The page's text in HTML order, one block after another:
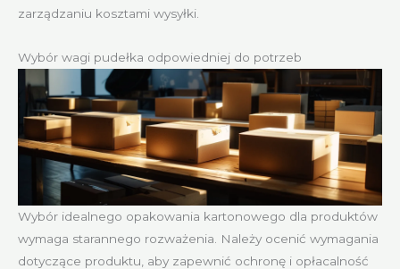
zarządzaniu kosztami wysyłki.
Wybór wagi pudełka odpowiedniej do potrzeb
Wybór idealnego opakowania kartonowego dla produktów
wymaga starannego rozważenia. Należy ocenić wymagania
dotyczące produktu, aby zapewnić ochronę i opłacalność